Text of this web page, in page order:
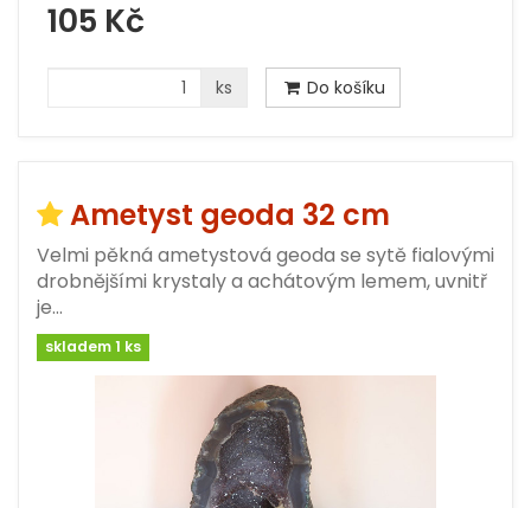
105 Kč
ks Do košíku
Ametyst geoda 32 cm
Velmi pěkná ametystová geoda se sytě fialovými
drobnějšími krystaly a achátovým lemem, uvnitř
je…
skladem 1 ks